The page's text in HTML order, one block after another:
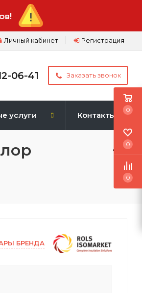
Регистрация
Личный кабинет
06-41 Заказать звонок
услуги Контакты
БРЕНДА
0
0
0